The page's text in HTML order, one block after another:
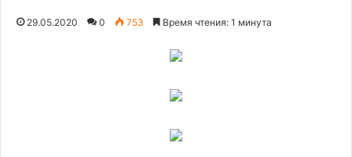
29.05.2020 0 753 Время чтения: 1 минута